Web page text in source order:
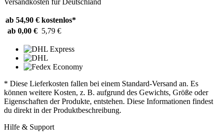
Versandkosten für Deutschland
ab 54,90 € kostenlos*
ab 0,00 € 5,79 €
* Diese Lieferkosten fallen bei einem Standard-Versand an. Es
können weitere Kosten, z. B. aufgrund des Gewichts, Größe oder
Eigenschaften der Produkte, entstehen. Diese Informationen findest
du direkt in der Produktbeschreibung.
Hilfe & Support